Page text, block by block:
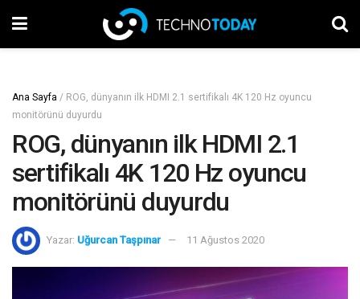
Ana Sayfa / ROG, dünyanın ilk HDMI 2.1 sertifikalı 4K 120 Hz oyuncu
monitörünü duyurdu
ROG, dünyanın ilk HDMI 2.1
sertifikalı 4K 120 Hz oyuncu
monitörünü duyurdu
Yazar: Uğurcan Taşpınar 11 Ağustos 2020